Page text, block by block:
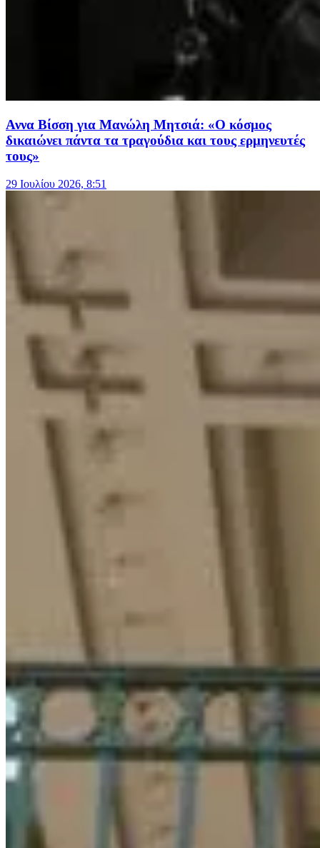
Αννα Βίσση για Μανώλη Μητσιά: «Ο κόσμος
δικαιώνει πάντα τα τραγούδια και τους ερμηνευτές
τους»
29 Ιουλίου 2026, 8:51